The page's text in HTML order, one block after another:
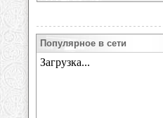
Популярное в сети